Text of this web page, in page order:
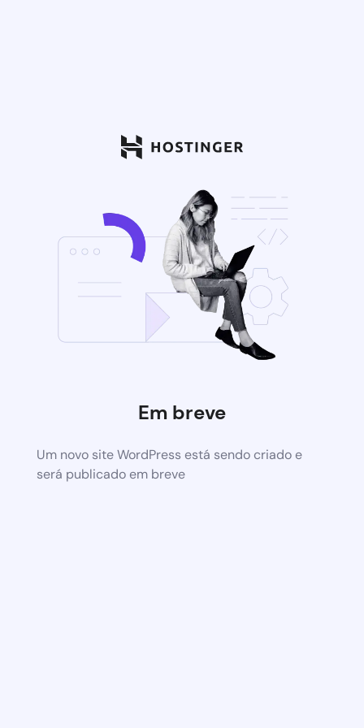
Em breve
Um novo site WordPress está sendo criado e
será publicado em breve